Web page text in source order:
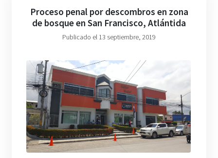
Proceso penal por descombros en zona
de bosque en San Francisco, Atlántida
Publicado el 13 septiembre, 2019